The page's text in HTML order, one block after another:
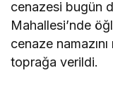
cenazesi bugün
Mahallesi’nde
cenaze
toprağa verildi.